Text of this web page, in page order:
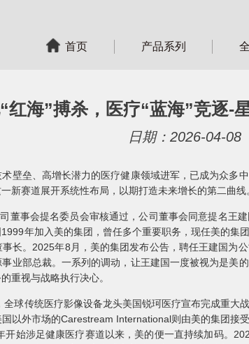
首页 产品系列
红海”搏杀，医疗“蓝海”竞逐-
日期：2026-04-08
壁垒、高增长潜力的医疗健康领域进军，已成为众多
新赛道展开系统性布局，以期打造未来增长的第二曲线
董事会提名委员会审核通过，公司董事会同意提名王
年加入美的集团，曾任多个重要职务，现任美的集
长。2025年8月，美的集团发布公告，聘任王建国为
业部总裁。一系列的调动，让王建国一度被视为是美
重视与战略执行决心。
球传统医疗影像设备龙头美国锐珂医疗宣布完成重大
以外市场的Carestream International则由美的集团接
始涉足健康医疗赛道以来，美的便一直持续加码。